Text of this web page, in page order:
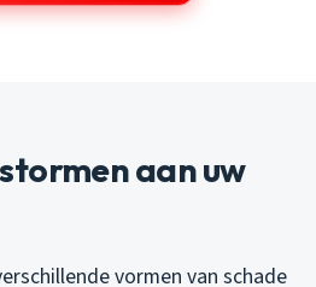
aan uw
vormen van schade